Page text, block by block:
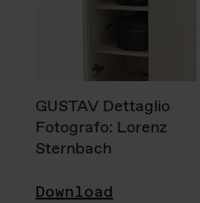
GUSTAV Dettaglio
Fotografo: Lorenz
Sternbach
Download